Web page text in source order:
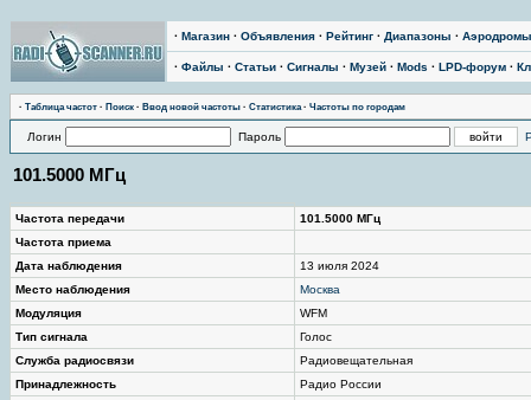
· Магазин · Объявления · Рейтинг · Диапазоны · Аэродромы
· Файлы · Статьи · Сигналы · Музей · Mods · LPD-форум ·
· Таблица частот · Поиск · Ввод новой частоты · Статистика· Частоты по городам
Логин Пароль
101.5000 МГц
Частота передачи
101.5000 МГц
Частота приема
Дата наблюдения
13 июля 2024
Место наблюдения
Москва
Модуляция
WFM
Тип сигнала
Голос
Служба радиосвязи
Радиовещательная
Принадлежность
Радио России